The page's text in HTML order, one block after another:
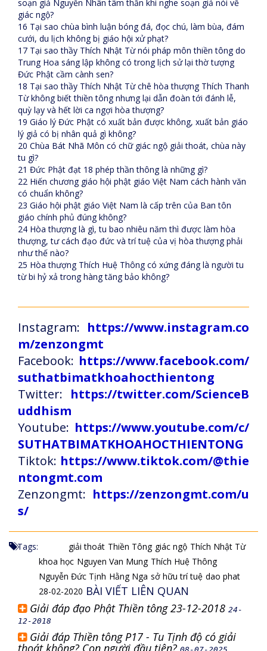
soạn giả Nguyễn Nhân tâm thần khi nghe soạn giả nói về
giác ngộ?
16 Tại sao chùa bình luận bóng đá, đọc chú, làm bùa, đám
cưới, du lịch không bị giáo hội xử phạt?
17 Tại sao thầy Thích Nhật Từ nói pháp môn thiền tông do
Trung Hoa sáng lập không có trong lịch sử lại thờ tượng
Đức Phật cầm cành sen?
18 Tại sao thầy Thích Nhật Từ chê hòa thượng Thích Thanh
Từ không biết thiền tông nhưng lại dẫn đoàn tới đánh lễ,
quỳ lạy và hết lời ca ngợi hòa thượng?
19 Giáo lý Đức Phật có xuất bản được không, xuất bản giáo
lý giả có bị nhân quả gì không?
20 Chùa Bát Nhã Môn có chữ giác ngộ giải thoát, chùa này
tu gì?
21 Đức Phật đạt 18 phép thần thông là những gì?
22 Hiến chương giáo hội phật giáo Việt Nam cách hành văn
có chuẩn không?
23 Giáo hội phật giáo Việt Nam là cấp trên của Ban tôn
giáo chính phủ đúng không?
24 Hòa thượng là gì, tu bao nhiêu năm thì được làm hòa
thượng, tư cách đạo đức và trí tuệ của vị hòa thượng phải
như thế nào?
25 Hòa thượng Thích Huệ Thông có xứng đáng là người tu
từ bi hỷ xả trong hàng tăng bảo không?
Instagram: https://www.instagram.co
m/zenzongmt
Facebook: https://www.facebook.com/
suthatbimatkhoahocthientong
Twitter: https://twitter.com/ScienceB
uddhism
Youtube: https://www.youtube.com/c/
SUTHATBIMATKHOAHOCTHIENTONG
Tiktok: https://www.tiktok.com/@thie
ntongmt.com
Zenzongmt: https://zenzongmt.com/u
s/
Tags: giải thoát Thiền Tông giác ngộ Thích Nhật Từ
khoa học Nguyen Van Mung Thích Huệ Thông
Nguyễn Đức Tịnh Hằng Nga sở hữu trí tuệ dao phat
28-02-2020 BÀI VIẾT LIÊN QUAN
Giải đáp đạo Phật Thiền tông 23-12-2018 24-
12-2018
Giải đáp Thiền tông P17 - Tu Tịnh độ có giải
thoát không? Con người đầu tiên?